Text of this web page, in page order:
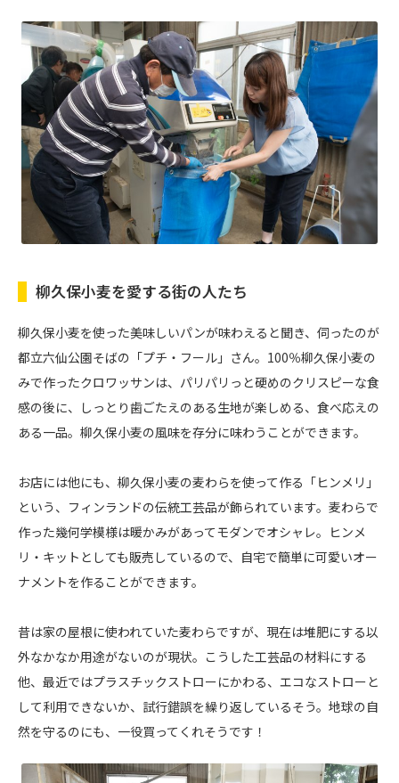
柳久保小麦を愛する街の人たち
柳久保小麦を使った美味しいパンが味わえると聞き、伺ったのが
都立六仙公園そばの「プチ・フール」さん。100％柳久保小麦の
みで作ったクロワッサンは、パリパリっと硬めのクリスピーな食
感の後に、しっとり歯ごたえのある生地が楽しめる、食べ応えの
ある一品。柳久保小麦の風味を存分に味わうことができます。
お店には他にも、柳久保小麦の麦わらを使って作る「ヒンメリ」
という、フィンランドの伝統工芸品が飾られています。麦わらで
作った幾何学模様は暖かみがあってモダンでオシャレ。ヒンメ
リ・キットとしても販売しているので、自宅で簡単に可愛いオー
ナメントを作ることができます。
昔は家の屋根に使われていた麦わらですが、現在は堆肥にする以
外なかなか用途がないのが現状。こうした工芸品の材料にする
他、最近ではプラスチックストローにかわる、エコなストローと
して利用できないか、試行錯誤を繰り返しているそう。地球の自
然を守るのにも、一役買ってくれそうです！